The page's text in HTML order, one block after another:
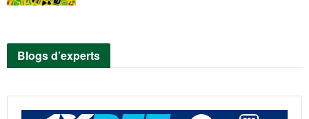
Blogs d’experts